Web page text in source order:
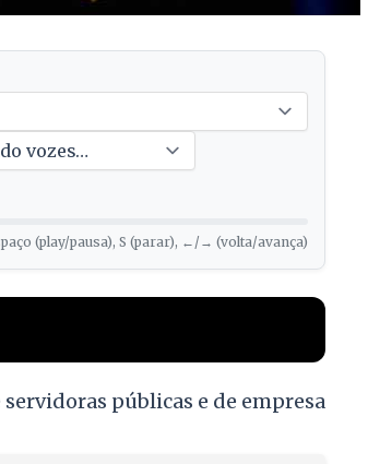
(play/pausa), S (parar), ←/→ (volta/avança)
públicas e de empresa